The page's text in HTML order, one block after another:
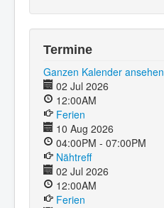
Termine
Ganzen Kalender ansehen
02 Jul 2026
12:00AM
Ferien
10 Aug 2026
04:00PM - 07:00PM
Nähtreff
02 Jul 2026
12:00AM
Ferien